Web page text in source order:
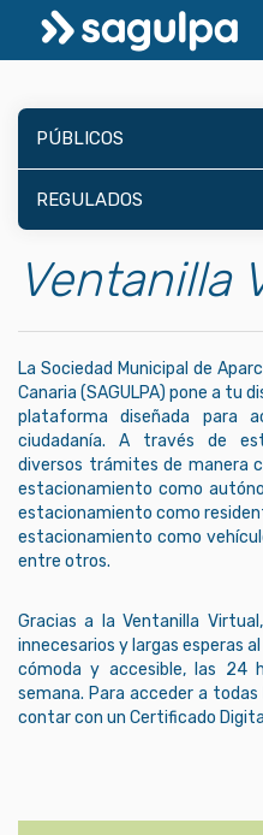
PÚBLICOS
REGULADOS
Ventanilla
La Sociedad Municipal de
Canaria (SAGULPA) pone a tu
plataforma diseñada para
ciudadanía. A través de
diversos trámites de manera
estacionamiento como
estacionamiento como
estacionamiento como
entre otros.
Gracias a la Ventanilla
innecesarios y largas esperas
cómoda y accesible, las 24
semana. Para acceder a
contar con un Certificado